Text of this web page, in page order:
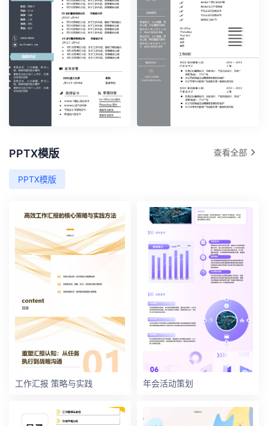
时尚简约单页40
PPTX模版 查看全部
PPTX模版
工作汇报 策略与实践 年会活动策划